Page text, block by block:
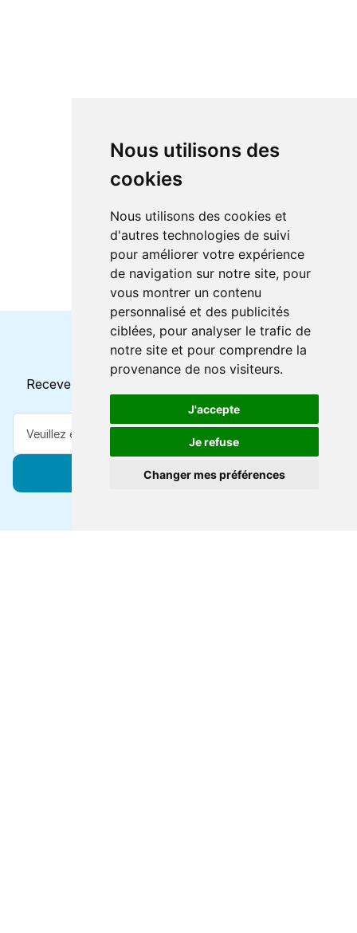
Nous utilisons des
cookies
Nous utilisons des cookies et
d'autres technologies de suivi
pour améliorer votre expérience
de navigation sur notre site, pour
vous montrer un contenu
personnalisé et des publicités
ciblées, pour analyser le trafic de
notre site et pour comprendre la
provenance de nos visiteurs.
J'accepte
Je refuse
Changer mes préférences
Horaires et offres actuels
Recevez toutes les mises à jour dans votre e-mail
S'abonner